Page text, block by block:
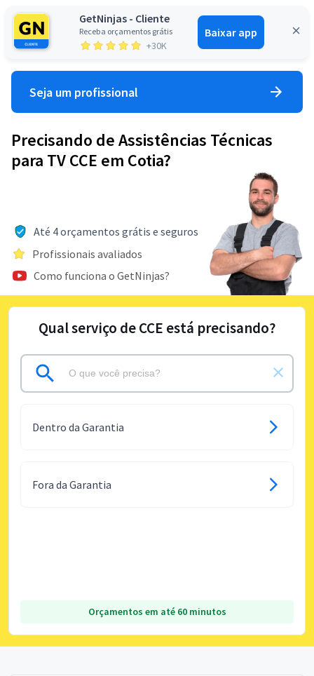
GetNinjas - Cliente
Receba orçamentos grátis
+30K
Baixar app
Entrar
Seja um profissional
Precisando de Assistências Técnicas
para TV CCE em Cotia?
Até 4 orçamentos grátis e seguros
Profissionais avaliados
Como funciona o GetNinjas?
Qual serviço de CCE está precisando?
Dentro da Garantia
Fora da Garantia
Orçamentos em até 60 minutos